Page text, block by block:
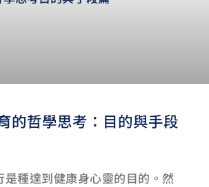
的哲學思考：目的與手段
是種達到健康身心靈的目的。然